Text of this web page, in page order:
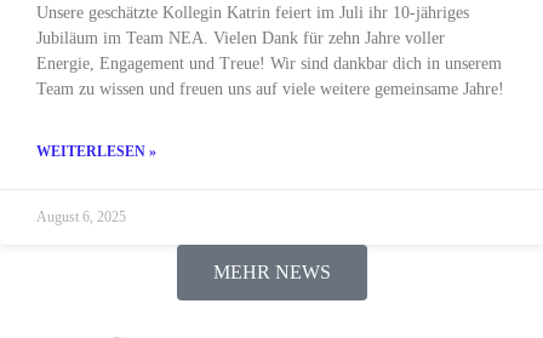
Unsere geschätzte Kollegin Katrin feiert im Juli ihr 10-jähriges
Jubiläum im Team NEA. Vielen Dank für zehn Jahre voller
Energie, Engagement und Treue! Wir sind dankbar dich in unserem
Team zu wissen und freuen uns auf viele weitere gemeinsame Jahre!
WEITERLESEN »
August 6, 2025
MEHR NEWS